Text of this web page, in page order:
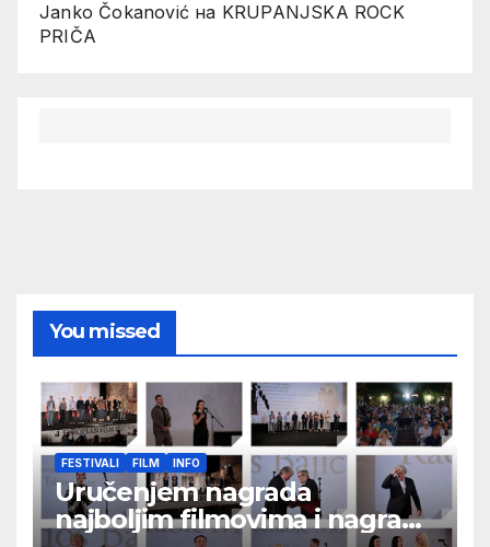
Janko Čokanović на KRUPANJSKA ROCK
PRIČA
You missed
FESTIVALI FILM INFO
Uručenjem nagrada
najboljim filmovima i nagrade